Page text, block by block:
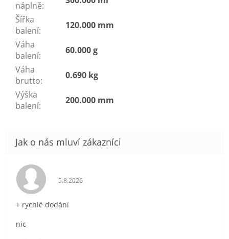
náplně:
Šířka
balení:
120.000 mm
Váha
balení:
60.000 g
Váha
brutto:
0.690 kg
Výška
balení: 200.000 mm
Hodnocení obchodu je 5 z 5 hvězdiček.
5.8.2026
+ rychlé dodání
nic